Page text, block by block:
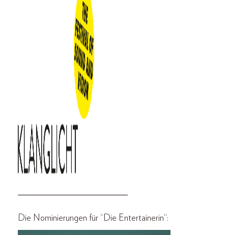
________________________
Die Nominierungen für “Die Entertainerin“: